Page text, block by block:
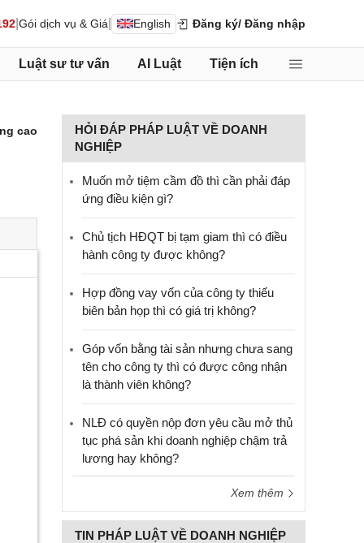
Gói dịch vụ & Giá English Đăng ký/ Đăng nhập
Luật sư tư vấn AI Luật Tiện ích
cao
HỎI ĐÁP PHÁP LUẬT VỀ DOANH
NGHIỆP
Muốn mở tiệm cầm đồ thì cần phải đáp
ứng điều kiện gì?
Chủ tịch HĐQT bị tạm giam thì có điều
hành công ty được không?
Hợp đồng vay vốn của công ty thiếu
biên bản họp thì có giá trị không?
Góp vốn bằng tài sản nhưng chưa sang
tên cho công ty thì có được công nhận
là thành viên không?
NLĐ có quyền nộp đơn yêu cầu mở thủ
tục phá sản khi doanh nghiệp chậm trả
lương hay không?
Xem thêm
TIN PHÁP LUẬT VỀ DOANH NGHIỆP